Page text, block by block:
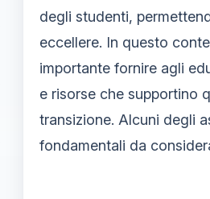
degli studenti,
eccellere. In questo
importante fornire agli
e risorse che supportino
transizione. Alcuni degli
fondamentali da